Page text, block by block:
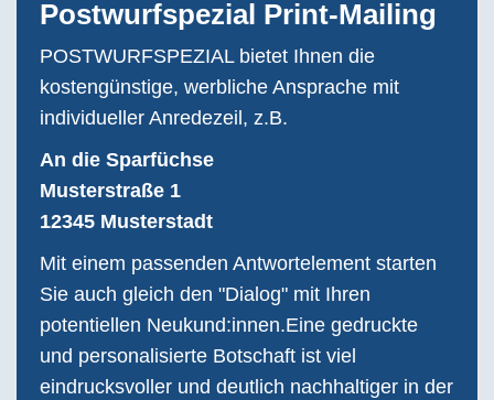
Postwurfspezial Print-Mailing
POSTWURFSPEZIAL bietet Ihnen die
kostengünstige, werbliche Ansprache mit
individueller Anredezeil, z.B.
An die Sparfüchse
Musterstraße 1
12345 Musterstadt
Mit einem passenden Antwortelement starten
Sie auch gleich den "Dialog" mit Ihren
potentiellen Neukund:innen.Eine gedruckte
und personalisierte Botschaft ist viel
eindrucksvoller und deutlich nachhaltiger in der